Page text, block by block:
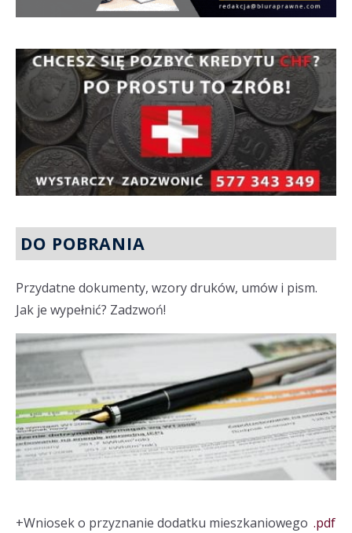
DO POBRANIA
Przydatne dokumenty, wzory druków, umów i pism.
Jak je wypełnić? Zadzwoń!
+Wniosek o przyznanie dodatku mieszkaniowego .pdf